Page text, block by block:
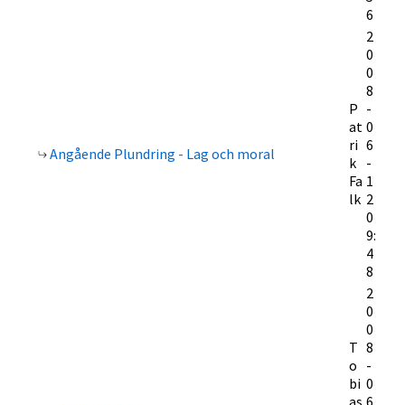
6
Angående Plundring - Lag och moral
P
at
ri
k
Fa
lk
2
0
0
8
-
0
6
-
1
2
0
9:
4
8
T
o
bi
as
2
0
0
8
-
0
6